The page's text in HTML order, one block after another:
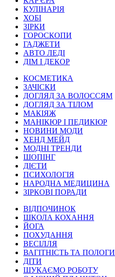
КУЛІНАРІЯ
ХОБІ
ЗІРКИ
ГОРОСКОПИ
ГАДЖЕТИ
АВТО ЛЕДІ
ДІМ І ДЕКОР
КОСМЕТИКА
ЗАЧІСКИ
ДОГЛЯД ЗА ВОЛОССЯМ
ДОГЛЯД ЗА ТІЛОМ
МАКІЯЖ
МАНІКЮР І ПЕДИКЮР
НОВИНИ МОДИ
ХЕНД МЕЙД
МОДНІ ТРЕНДИ
ШОПІНГ
ДІЄТИ
ПСИХОЛОГІЯ
НАРОДНА МЕДИЦИНА
ЗІРКОВІ ПОРАДИ
ВІДПОЧИНОК
ШКОЛА КОХАННЯ
ЙОГА
ПОХУДАННЯ
ВЕСІЛЛЯ
ВАГІТНІСТЬ ТА ПОЛОГИ
ДІТИ
ШУКАЄМО РОБОТУ